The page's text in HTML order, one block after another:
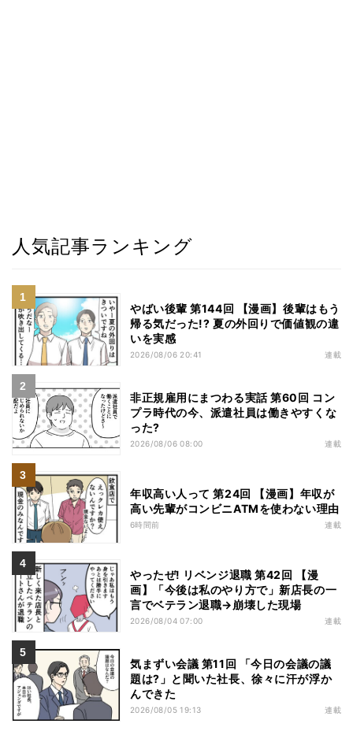
人気記事ランキング
やばい後輩 第144回 【漫画】後輩はもう
帰る気だった!? 夏の外回りで価値観の違
いを実感
2026/08/06 20:41 連載
非正規雇用にまつわる実話 第60回 コン
プラ時代の今、派遣社員は働きやすくな
った?
2026/08/06 08:00 連載
年収高い人って 第24回 【漫画】年収が
高い先輩がコンビニATMを使わない理由
6時間前 連載
やったぜ! リベンジ退職 第42回 【漫
画】「今後は私のやり方で」新店長の一
言でベテラン退職→崩壊した現場
2026/08/04 07:00 連載
気まずい会議 第11回 「今日の会議の議
題は?」と聞いた社長、徐々に汗が浮か
んできた
2026/08/05 19:13 連載